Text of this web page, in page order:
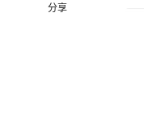
分享